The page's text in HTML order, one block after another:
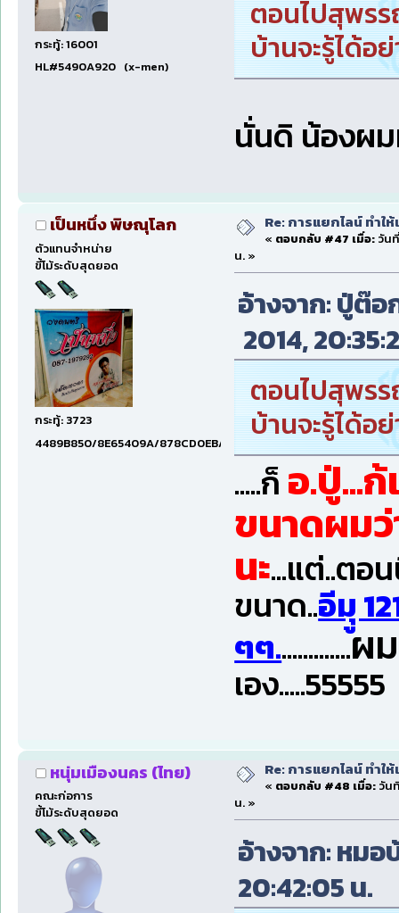
กระทู้: 16001
HL#5490A920 (x-men)
ตอนไปสุพรร
บ้านจะรู้ได้อ
นั่นดิ น้องผ
เป็นหนึ่ง พิษณุโลก
ตัวแทนจำหน่าย
ขี้โม้ระดับสุดยอด
กระทู้: 3723
4489B850/8E65409A/878CD0EB/6E61CE55/70876DD8/80008
Re: การแยกไลน์ ทำใ
« ตอบกลับ #47 เมื่อ:วันที่
น. »
อ้างจาก: ปู่ต๊
2014,
ตอนไปสุพรร
บ้านจะรู้ได้อ
.....ก็ อ.ปู่...
ขนาดผม
นะ...แต่..ตอ
ขนาด..อีมุู
ๆๆ..............ผ
เอง.....55555
หนุ่มเมืองนคร (ไทย)
คณะก่อการ
ขี้โม้ระดับสุดยอด
Re: การแยกไลน์ ทำใ
« ตอบกลับ #48 เมื่อ:วันที่
น. »
อ้างจาก: หมอ
20:42:05 น.